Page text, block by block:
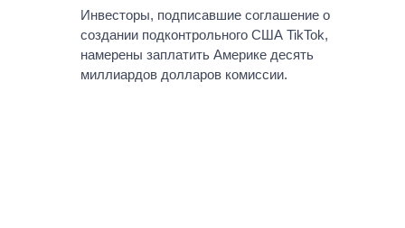
ОБЗОРЫ
ДАЙДЖЕСТЫ
ПРЕЗИДЕНТ И ОФИС
ВЕРХОВНАЯ РАДА
ВИДЕО
ПОДДЕРЖАТЬ
Инвесторы, подписавшие соглашение о
создании подконтрольного США TikTok,
намерены заплатить Америке десять
миллиардов долларов комиссии.